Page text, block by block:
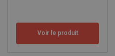
Voir le produit